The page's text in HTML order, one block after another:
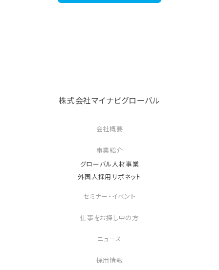
株式会社マイナビグローバル
会社概要
事業紹介
グローバル人材事業
外国人採用サポネット
セミナー・イベント
仕事をお探し中の方
ニュース
採用情報